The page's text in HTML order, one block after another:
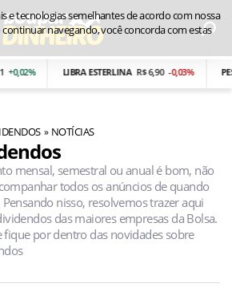
LIBRA ESTERLINA R$ 6,90 -0,03% PESO
NOTÍCIAS
mensal, semestral ou anual é bom, não
todos os anúncios de quando
nisso, resolvemos trazer aqui
das maiores empresas da Bolsa.
fique por dentro das novidades sobre
e tecnologias semelhantes de acordo com nossa
continuar navegando, você concorda com estas